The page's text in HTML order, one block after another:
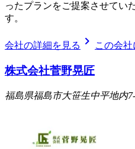
ったプランをご提案させてい
す。
会社の詳細を見る chevron_right この会
株式会社菅野晃匠
福島県福島市大笹生中平地内